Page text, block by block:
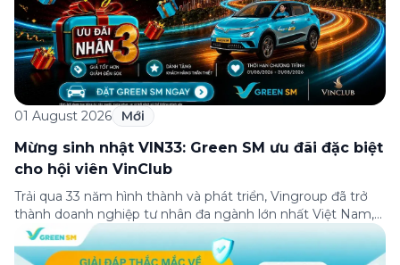
01 August 2026 Mới
Mừng sinh nhật VIN33: Green SM ưu đãi đặc biệt
cho hội viên VinClub
Trải qua 33 năm hình thành và phát triển, Vingroup đã trở
thành doanh nghiệp tư nhân đa ngành lớn nhất Việt Nam,
lọt Top 30 doanh nghiệp lớn nhất Đông Nam Á theo bảng
xếp hạng của Tạp chí Fortune (Mỹ). Nhân kỷ niệm 33 năm